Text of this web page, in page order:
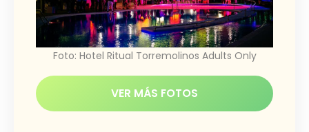
Foto: Hotel Ritual Torremolinos Adults Only
VER MÁS FOTOS